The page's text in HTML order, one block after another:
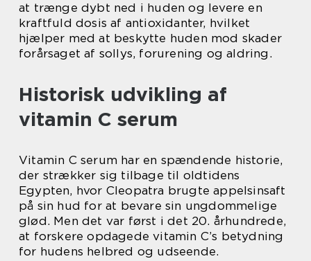
at trænge dybt ned i huden og levere en
kraftfuld dosis af antioxidanter, hvilket
hjælper med at beskytte huden mod skader
forårsaget af sollys, forurening og aldring.
Historisk udvikling af
vitamin C serum
Vitamin C serum har en spændende historie,
der strækker sig tilbage til oldtidens
Egypten, hvor Cleopatra brugte appelsinsaft
på sin hud for at bevare sin ungdommelige
glød. Men det var først i det 20. århundrede,
at forskere opdagede vitamin C’s betydning
for hudens helbred og udseende.